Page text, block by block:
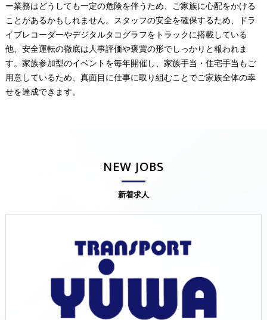
ー業務はどうしても一定の危険を伴うため、ご家族に心配をかける
ことがあるかもしれません。スタッフの安全を確保するため、ドラ
イブレコーダーやデジタルタコグラフをトラックに搭載している
他、安全運転の徹底は人事評価や褒賞の形でしっかりと報われま
す。家族参加型のイベントを毎年開催し、家族手当・住宅手当もご
用意しているため、真面目に仕事に取り組むことでご家族全体の幸
せを達成できます。
新着求人
NEW JOBS